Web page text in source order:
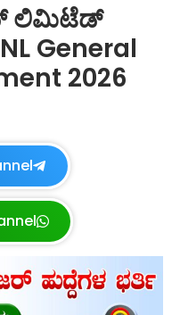
ಲಿಮಿಟೆಡ್
General
2026